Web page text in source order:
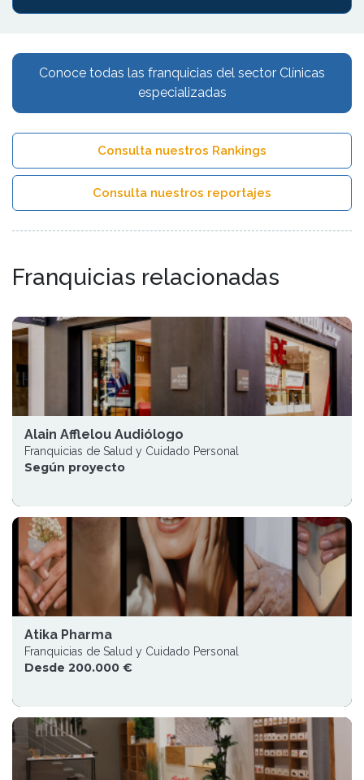
Conoce todas las franquicias del sector Clínicas
especializadas
Consulta nuestros Rankings
Consulta nuestros reportajes
Franquicias relacionadas
Alain Afflelou Audiólogo
Franquicias de Salud y Cuidado Personal
Según proyecto
Atika Pharma
Franquicias de Salud y Cuidado Personal
Desde 200.000 €